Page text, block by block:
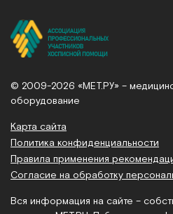
© 2009-2026 «МЕТ.РУ» –
оборудование
Карта сайта
Политика конфиденциальности
Правила применения
Согласие на обработку
Вся информация на сайте –